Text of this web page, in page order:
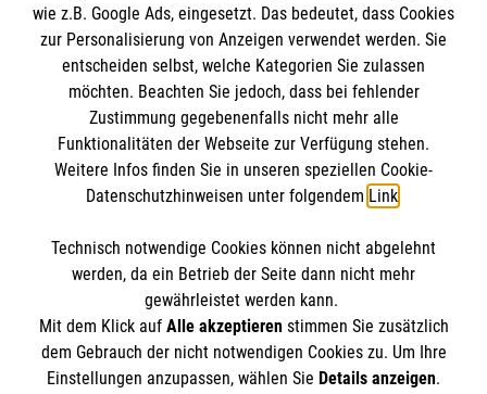
Compliance
Karriere bei uns:www.mehralsnurarbeit.de
wie z.B. Google Ads, eingesetzt. Das bedeutet, dass Cookies
zur Personalisierung von Anzeigen verwendet werden. Sie
entscheiden selbst, welche Kategorien Sie zulassen
möchten. Beachten Sie jedoch, dass bei fehlender
Zustimmung gegebenenfalls nicht mehr alle
Funktionalitäten der Webseite zur Verfügung stehen.
Weitere Infos finden Sie in unseren speziellen Cookie-
Datenschutzhinweisen unter folgendem Link.
Technisch notwendige Cookies können nicht abgelehnt
werden, da ein Betrieb der Seite dann nicht mehr
gewährleistet werden kann.
Mit dem Klick auf Alle akzeptierenstimmen Sie zusätzlich
dem Gebrauch der nicht notwendigen Cookies zu. Um Ihre
Einstellungen anzupassen, wählen Sie Details anzeigen.